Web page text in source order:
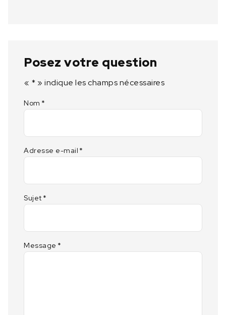
Posez votre question
« * » indique les champs nécessaires
Nom *
Adresse e-mail *
Sujet *
Message *